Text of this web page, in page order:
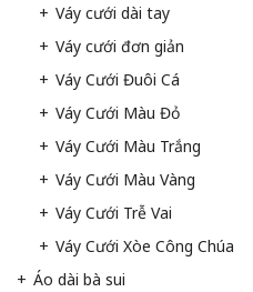
Váy cưới dài tay
Váy cưới đơn giản
Váy Cưới Đuôi Cá
Váy Cưới Màu Đỏ
Váy Cưới Màu Trắng
Váy Cưới Màu Vàng
Váy Cưới Trễ Vai
Váy Cưới Xòe Công Chúa
Áo dài bà sui